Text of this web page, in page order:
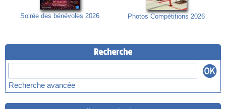
Soirée des bénévoles 2026 Photos Compétitions 2026
Recherche
Recherche avancée